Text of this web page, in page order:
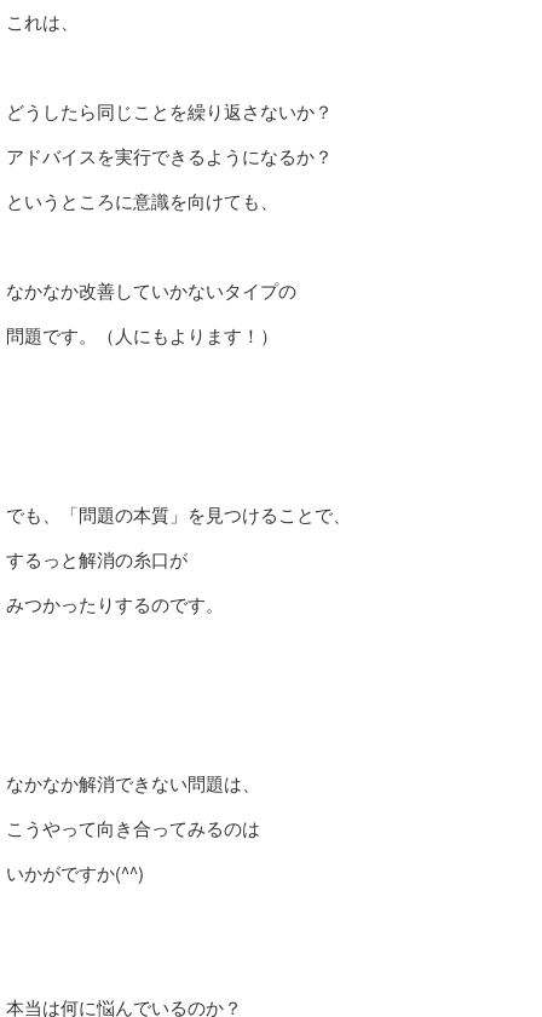
これは、
どうしたら同じことを繰り返さないか？
アドバイスを実行できるようになるか？
というところに意識を向けても、
なかなか改善していかないタイプの
問題です。（人にもよります！）
でも、「問題の本質」を見つけることで、
するっと解消の糸口が
みつかったりするのです。
なかなか解消できない問題は、
こうやって向き合ってみるのは
いかがですか(^^)
本当は何に悩んでいるのか？